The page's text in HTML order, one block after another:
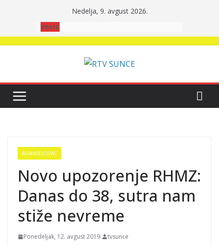
Nedelja, 9. avgust 2026.
Vesti:
ARANĐELOVAC
Novo upozorenje RHMZ:
Danas do 38, sutra nam
stiže nevreme
Ponedeljak, 12. avgust 2019. tvsunce